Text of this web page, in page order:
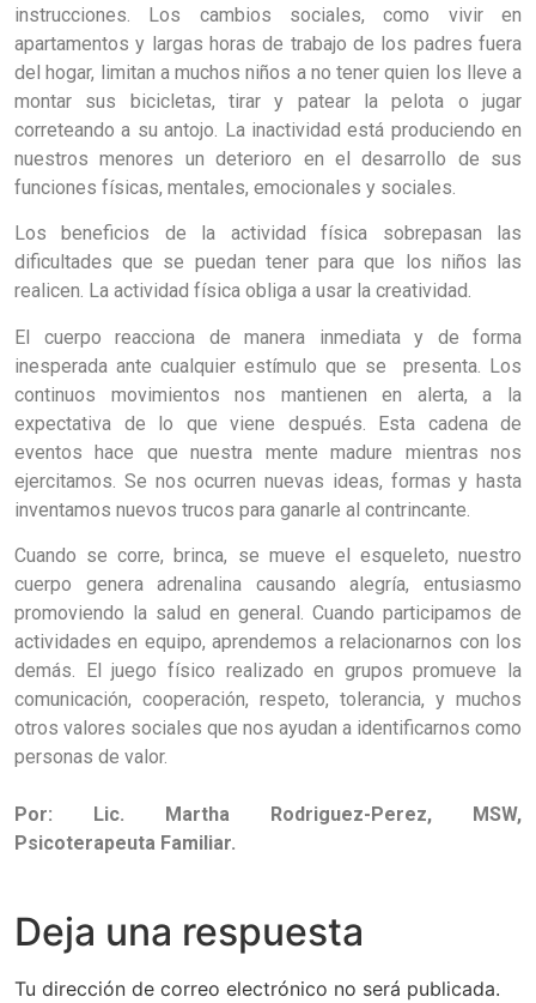
instrucciones. Los cambios sociales, como vivir en
apartamentos y largas horas de trabajo de los padres fuera
del hogar, limitan a muchos niños a no tener quien los lleve a
montar sus bicicletas, tirar y patear la pelota o jugar
correteando a su antojo. La inactividad está produciendo en
nuestros menores un deterioro en el desarrollo de sus
funciones físicas, mentales, emocionales y sociales.
Los beneficios de la actividad física sobrepasan las
dificultades que se puedan tener para que los niños las
realicen. La actividad física obliga a usar la creatividad.
El cuerpo reacciona de manera inmediata y de forma
inesperada ante cualquier estímulo que se presenta. Los
continuos movimientos nos mantienen en alerta, a la
expectativa de lo que viene después. Esta cadena de
eventos hace que nuestra mente madure mientras nos
ejercitamos. Se nos ocurren nuevas ideas, formas y hasta
inventamos nuevos trucos para ganarle al contrincante.
Cuando se corre, brinca, se mueve el esqueleto, nuestro
cuerpo genera adrenalina causando alegría, entusiasmo
promoviendo la salud en general. Cuando participamos de
actividades en equipo, aprendemos a relacionarnos con los
demás. El juego físico realizado en grupos promueve la
comunicación, cooperación, respeto, tolerancia, y muchos
otros valores sociales que nos ayudan a identificarnos como
personas de valor.
Por: Lic. Martha Rodriguez-Perez, MSW,
Psicoterapeuta Familiar.
Deja una respuesta
Tu dirección de correo electrónico no será publicada.